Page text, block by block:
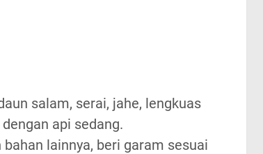
salam, serai, jahe, lengkuas
api sedang.
lainnya, beri garam sesuai